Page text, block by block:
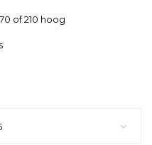
of 210 hoog